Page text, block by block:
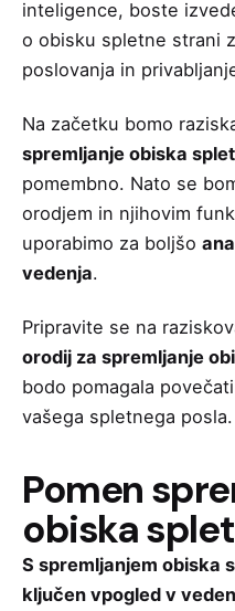
inteligence, boste
o obisku spletne strani
poslovanja in
Na začetku bomo
spremljanje obiska
pomembno. Nato se
orodjem in njihovim
uporabimo za boljšo
vedenja.
Pripravite se na
orodij za spremljanje
bodo pomagala
vašega spletnega posla.
Pomen
obiska
S spremljanjem obiska
ključen vpogled v